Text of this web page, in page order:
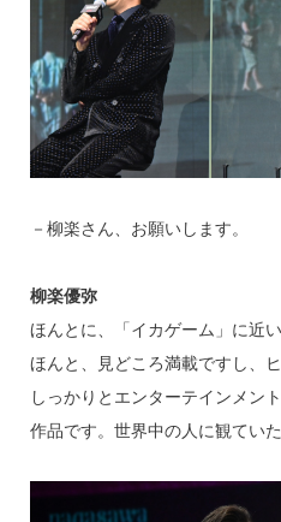
－柳楽さん、お願いします。
柳楽優弥
ほんとに、「イカゲーム」に近
ほんと、見どころ満載ですし、
しっかりとエンターテインメン
作品です。世界中の人に観てい